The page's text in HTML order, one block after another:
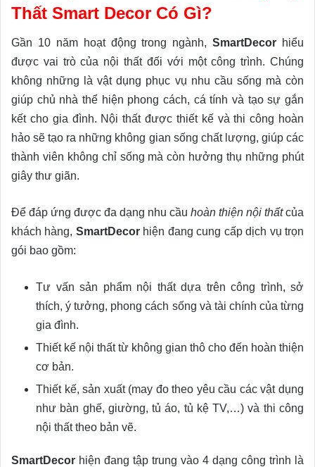
Thất Smart Decor Có Gì?
Gần 10 năm hoạt động trong ngành,SmartDecor hiểu
được vai trò của nội thất đối với một công trình. Chúng
không những là vật dụng phục vụ nhu cầu sống mà còn
giúp chủ nhà thể hiện phong cách, cá tính và tạo sự gắn
kết cho gia đình. Nội thất được thiết kế và thi công hoàn
hảo sẽ tạo ra những không gian sống chất lượng, giúp các
thành viên không chỉ sống mà còn hưởng thụ những phút
giây thư giãn.
Để đáp ứng được đa dạng nhu cầu hoàn thiện nội thấtcủa
khách hàng, SmartDecorhiện đang cung cấp dịch vụ trọn
gói bao gồm:
Tư vấn sản phẩm nội thất dựa trên công trình, sở
thích, ý tưởng, phong cách sống và tài chính của từng
gia đình.
Thiết kế nội thất từ không gian thô cho đến hoàn thiện
cơ bản.
Thiết kế, sản xuất (may đo theo yêu cầu các vật dụng
như bàn ghế, giường, tủ áo, tủ kệ TV,…) và thi công
nội thất theo bản vẽ.
SmartDecor hiện đang tập trung vào 4 dạng công trình là